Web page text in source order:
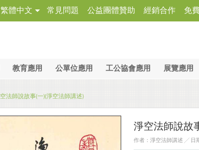
繁體中文 常見問題 公益團體贊助 經銷合作 免
教育應用 公單位應用 工公協會應用 展覽應用
法師說故事(一)(淨空法師講述)
淨空法師說故
作者：淨空法師講述 ╱ 日